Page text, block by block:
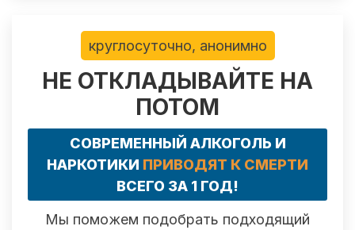
круглосуточно, анонимно
НЕ ОТКЛАДЫВАЙТЕ НА
ПОТОМ
СОВРЕМЕННЫЙ АЛКОГОЛЬ И
НАРКОТИКИ ПРИВОДЯТ К СМЕРТИ
ВСЕГО ЗА 1 ГОД!
Мы поможем подобрать подходящий